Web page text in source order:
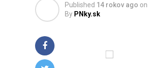
Published 14 rokov ago on
By PNky.sk